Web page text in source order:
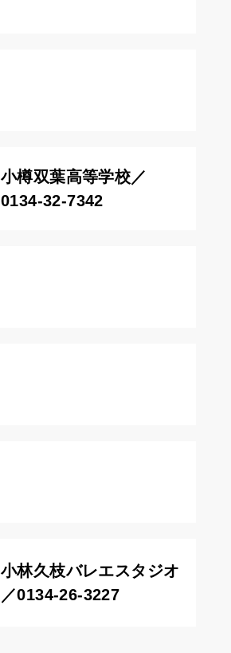
小樽双葉高等学校／
0134-32-7342
小林久枝バレエスタジオ
／0134-26-3227